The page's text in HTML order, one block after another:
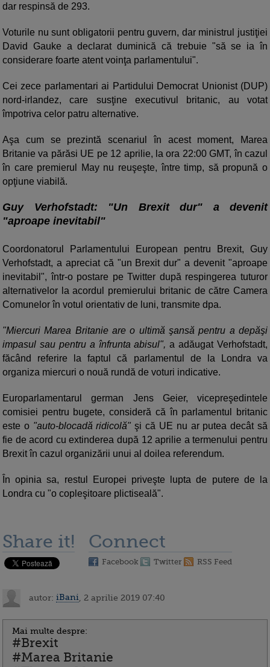
dar respinsă de 293.
Voturile nu sunt obligatorii pentru guvern, dar ministrul justiţiei
David Gauke a declarat duminică că trebuie "să se ia în
considerare foarte atent voinţa parlamentului".
Cei zece parlamentari ai Partidului Democrat Unionist (DUP)
nord-irlandez, care susţine executivul britanic, au votat
împotriva celor patru alternative.
Aşa cum se prezintă scenariul în acest moment, Marea
Britanie va părăsi UE pe 12 aprilie, la ora 22:00 GMT, în cazul
în care premierul May nu reuşeşte, între timp, să propună o
opţiune viabilă.
Guy Verhofstadt: "Un Brexit dur" a devenit
"aproape inevitabil"
Coordonatorul Parlamentului European pentru Brexit, Guy
Verhofstadt, a apreciat că "un Brexit dur" a devenit "aproape
inevitabil", într-o postare pe Twitter după respingerea tuturor
alternativelor la acordul premierului britanic de către Camera
Comunelor în votul orientativ de luni, transmite dpa.
"Miercuri Marea Britanie are o ultimă şansă pentru a depăşi
impasul sau pentru a înfrunta abisul",a adăugat Verhofstadt,
făcând referire la faptul că parlamentul de la Londra va
organiza miercuri o nouă rundă de voturi indicative.
Europarlamentarul german Jens Geier, vicepreşedintele
comisiei pentru bugete, consideră că în parlamentul britanic
este o"auto-blocadă ridicolă"şi că UE nu ar putea decât să
fie de acord cu extinderea după 12 aprilie a termenului pentru
Brexit în cazul organizării unui al doilea referendum.
În opinia sa, restul Europei priveşte lupta de putere de la
Londra cu "o copleşitoare plictiseală".
Share it! Connect
Facebook Twitter RSS Feed
autor: iBani , 2 aprilie 2019 07:40
Mai multe despre:
#Brexit
#Marea Britanie